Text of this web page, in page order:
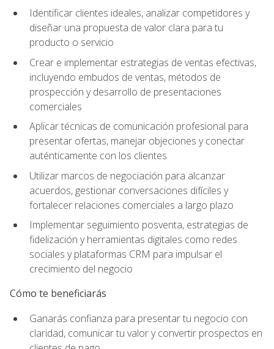
Identificar clientes ideales, analizar competidores y
diseñar una propuesta de valor clara para tu
producto o servicio
Crear e implementar estrategias de ventas efectivas,
incluyendo embudos de ventas, métodos de
prospección y desarrollo de presentaciones
comerciales
Aplicar técnicas de comunicación profesional para
presentar ofertas, manejar objeciones y conectar
auténticamente con los clientes
Utilizar marcos de negociación para alcanzar
acuerdos, gestionar conversaciones difíciles y
fortalecer relaciones comerciales a largo plazo
Implementar seguimiento posventa, estrategias de
fidelización y herramientas digitales como redes
sociales y plataformas CRM para impulsar el
crecimiento del negocio
Cómo te beneficiarás
Ganarás confianza para presentar tu negocio con
claridad, comunicar tu valor y convertir prospectos en